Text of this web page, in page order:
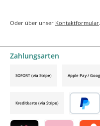
Oder über unser Kontaktformular.
Zahlungsarten
SOFORT (via Stripe) Apple Pay /
Kreditkarte (via Stripe)
Später